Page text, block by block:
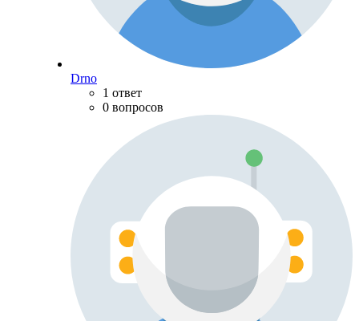
Drno
1 ответ
0 вопросов